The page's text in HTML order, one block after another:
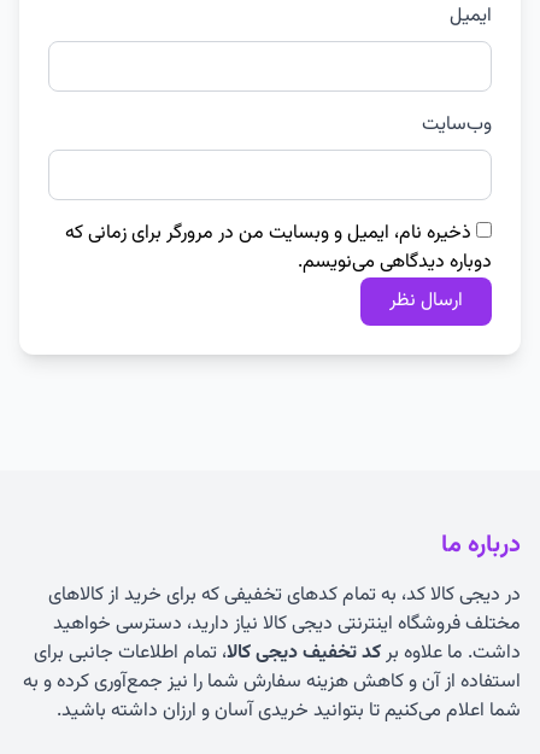
ایمیل
وب‌سایت
ذخیره نام، ایمیل و وبسایت من در مرورگر برای زمانی که
دوباره دیدگاهی می‌نویسم.
درباره ما
در دیجی کالا کد، به تمام کدهای تخفیفی که برای خرید از کالاهای
مختلف فروشگاه اینترنتی دیجی کالا نیاز دارید، دسترسی خواهید
داشت. ما علاوه برکد تخفیف دیجی کالا، تمام اطلاعات جانبی برای
استفاده از آن و کاهش هزینه سفارش شما را نیز جمع‌آوری کرده و به
شما اعلام می‌کنیم تا بتوانید خریدی آسان و ارزان داشته باشید.